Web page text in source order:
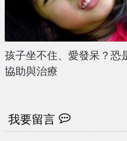
孩子坐不住、愛發呆？
協助與治療
我要留言